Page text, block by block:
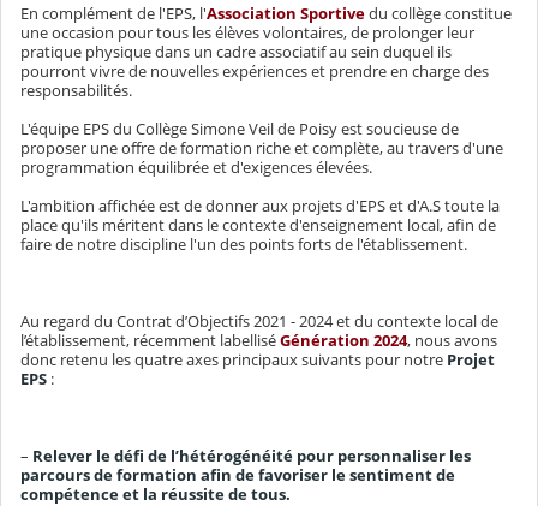
En complément de l'EPS, l'Association Sportivedu collège constitue
une occasion pour tous les élèves volontaires, de prolonger leur
pratique physique dans un cadre associatif au sein duquel ils
pourront vivre de nouvelles expériences et prendre en charge des
responsabilités.
L'équipe EPS du Collège Simone Veil de Poisy est soucieuse de
proposer une offre de formation riche et complète, au travers d'une
programmation équilibrée et d'exigences élevées.
L'ambition affichée est de donner aux projets d'EPS et d'A.S toute la
place qu'ils méritent dans le contexte d'enseignement local, afin de
faire de notre discipline l'un des points forts de l'établissement.
Au regard du Contrat d’Objectifs 2021 - 2024 et du contexte local de
l’établissement, récemment labelliséGénération 2024, nous avons
donc retenu les quatre axes principaux suivants pour notre Projet
EPS :
– Relever le défi de l’hétérogénéité pour personnaliser les
parcours de formation afin de favoriser le sentiment de
compétence et la réussite de tous.